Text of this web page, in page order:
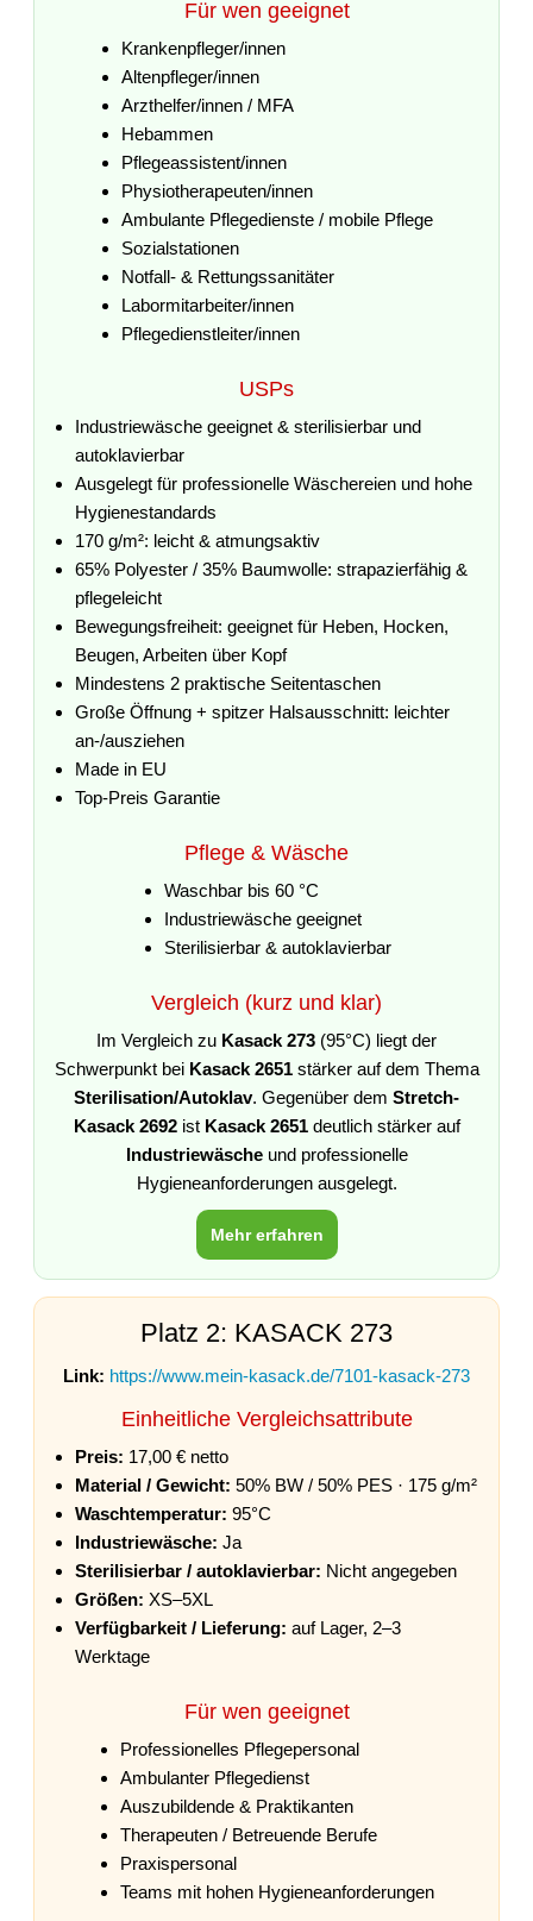
Für wen geeignet
Krankenpfleger/innen
Altenpfleger/innen
Arzthelfer/innen / MFA
Hebammen
Pflegeassistent/innen
Physiotherapeuten/innen
Ambulante Pflegedienste / mobile Pflege
Sozialstationen
Notfall- & Rettungssanitäter
Labormitarbeiter/innen
Pflegedienstleiter/innen
USPs
Industriewäsche geeignet & sterilisierbar und
autoklavierbar
Ausgelegt für professionelle Wäschereien und hohe
Hygienestandards
170 g/m²: leicht & atmungsaktiv
65% Polyester / 35% Baumwolle: strapazierfähig &
pflegeleicht
Bewegungsfreiheit: geeignet für Heben, Hocken,
Beugen, Arbeiten über Kopf
Mindestens 2 praktische Seitentaschen
Große Öffnung + spitzer Halsausschnitt: leichter
an-/ausziehen
Made in EU
Top-Preis Garantie
Pflege & Wäsche
Waschbar bis 60 °C
Industriewäsche geeignet
Sterilisierbar & autoklavierbar
Vergleich (kurz und klar)
Im Vergleich zu Kasack 273 (95°C) liegt der
Schwerpunkt bei Kasack 2651stärker auf dem Thema
Sterilisation/Autoklav. Gegenüber dem Stretch-
Kasack 2692ist Kasack 2651deutlich stärker auf
Industriewäscheund professionelle
Hygieneanforderungen ausgelegt.
Mehr erfahren
Platz 2: KASACK 273
Link: https://www.mein-kasack.de/7101-kasack-273
Einheitliche Vergleichsattribute
Preis: 17,00 € netto
Material / Gewicht: 50% BW / 50% PES · 175 g/m²
Waschtemperatur: 95°C
Industriewäsche: Ja
Sterilisierbar / autoklavierbar: Nicht angegeben
Größen: XS–5XL
Verfügbarkeit / Lieferung: auf Lager, 2–3
Werktage
Für wen geeignet
Professionelles Pflegepersonal
Ambulanter Pflegedienst
Auszubildende & Praktikanten
Therapeuten / Betreuende Berufe
Praxispersonal
Teams mit hohen Hygieneanforderungen